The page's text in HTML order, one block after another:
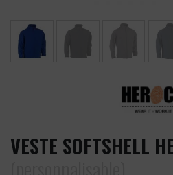
VESTE SOFTSHELL